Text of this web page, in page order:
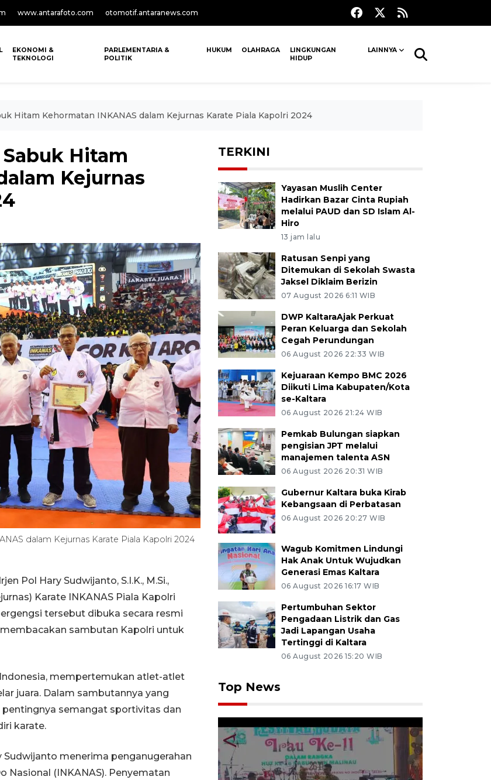
www.antarafoto.com otomotif.antaranews.com
EKONOMI &
TEKNOLOGI
PARLEMENTARIA &
POLITIK
HUKUM OLAHRAGA
LINGKUNGAN
HIDUP
LAINNYA
Hitam Kehormatan INKANAS dalam Kejurnas Karate Piala Kapolri 2024
Hitam
Kejurnas
dalam Kejurnas Karate Piala Kapolri 2024
Pol Hary Sudwijanto, S.I.K., M.Si.,
Karate INKANAS Piala Kapolri
tersebut dibuka secara resmi
sambutan Kapolri untuk
mempertemukan atlet-atlet
juara. Dalam sambutannya yang
semangat sportivitas dan
karate.
menerima penganugerahan
(INKANAS). Penyematan
TERKINI
Yayasan Muslih Center
Hadirkan Bazar Cinta Rupiah
melalui PAUD dan SD Islam Al-
Hiro
13 jam lalu
Ratusan Senpi yang
Ditemukan di Sekolah Swasta
Jaksel Diklaim Berizin
07 August 2026 6:11 WIB
DWP KaltaraAjak Perkuat
Peran Keluarga dan Sekolah
Cegah Perundungan
06 August 2026 22:33 WIB
Kejuaraan Kempo BMC 2026
Diikuti Lima Kabupaten/Kota
se-Kaltara
06 August 2026 21:24 WIB
Pemkab Bulungan siapkan
pengisian JPT melalui
manajemen talenta ASN
06 August 2026 20:31 WIB
Gubernur Kaltara buka Kirab
Kebangsaan di Perbatasan
06 August 2026 20:27 WIB
Wagub Komitmen Lindungi
Hak Anak Untuk Wujudkan
Generasi Emas Kaltara
06 August 2026 16:17 WIB
Pertumbuhan Sektor
Pengadaan Listrik dan Gas
Jadi Lapangan Usaha
Tertinggi di Kaltara
06 August 2026 15:20 WIB
Top News